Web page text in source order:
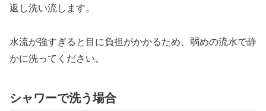
返し洗い流します。
水流が強すぎると目に負担がかかるため、弱めの流水で静
かに洗ってください。
シャワーで洗う場合